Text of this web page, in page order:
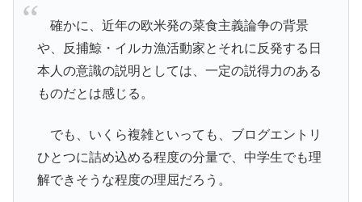
確かに、近年の欧米発の菜食主義論争の背景
や、反捕鯨・イルカ漁活動家とそれに反発する日
本人の意識の説明としては、一定の説得力のある
ものだとは感じる。
でも、いくら複雑といっても、ブログエントリ
ひとつに詰め込める程度の分量で、中学生でも理
解できそうな程度の理屈だろう。